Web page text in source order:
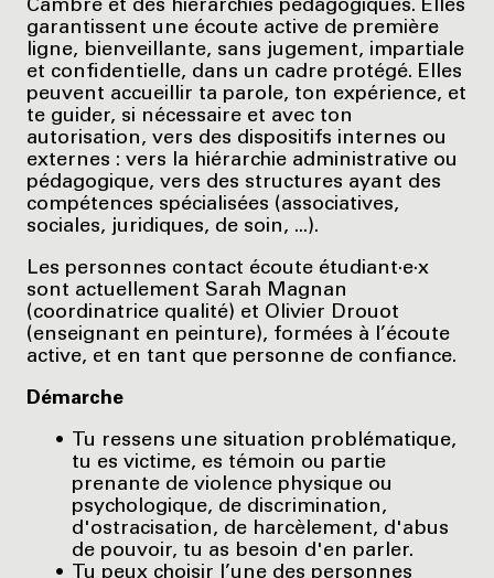
Cambre et des hiérarchies pédagogiques. Elles
garantissent une écoute active de première
ligne, bienveillante, sans jugement, impartiale
et confidentielle, dans un cadre protégé. Elles
peuvent accueillir ta parole, ton expérience, et
te guider, si nécessaire et avec ton
autorisation, vers des dispositifs internes ou
externes : vers la hiérarchie administrative ou
pédagogique, vers des structures ayant des
compétences spécialisées (associatives,
sociales, juridiques, de soin, ...).
Les personnes contact écoute étudiant·e·x
sont actuellement Sarah Magnan
(coordinatrice qualité) et Olivier Drouot
(enseignant en peinture), formées à l’écoute
active, et en tant que personne de confiance.
Démarche
Tu ressens une situation problématique,
tu es victime, es témoin ou partie
prenante de violence physique ou
psychologique, de discrimination,
d'ostracisation, de harcèlement, d'abus
de pouvoir, tu as besoin d'en parler.
Tu peux choisir l’une des personnes